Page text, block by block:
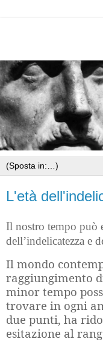
L'età
Il nostro tempo può
dell’indelicatezza e
Il mondo
raggiungimento
minor tempo
trovare in ogni
due punti, ha
esitazione al